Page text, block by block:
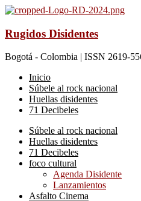
Rugidos Disidentes
Bogotá - Colombia | ISSN 2619-
Inicio
Súbele al rock nacional
Huellas disidentes
71 Decibeles
Súbele al rock nacional
Huellas disidentes
71 Decibeles
foco cultural
Agenda Disidente
Lanzamientos
Asfalto Cinema